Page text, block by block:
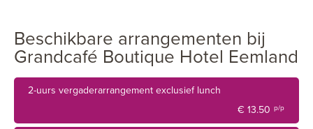
dineren. De zalen bieden ruimte voor 10 tot 200 gasten. Bij
mooi weer kan een deel van het terras betrokken worden
bij de grootste zaal "e;Het Koetshuys"e;.
Beschikbare arrangementen bij
Grandcafé Boutique Hotel Eemland
2-uurs vergaderarrangement exclusief lunch
€ 13.50 p/p